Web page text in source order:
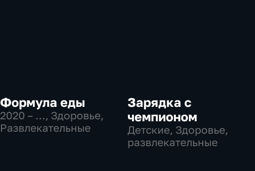
Формула еды
2020 – …, Здоровье,
Развлекательные
Зарядка с
чемпионом
Детские, Здоровье,
развлекательные